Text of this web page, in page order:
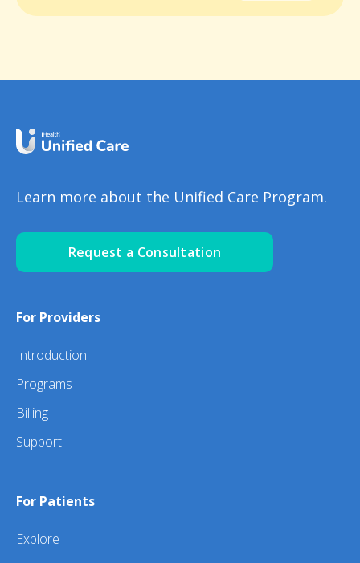
Learn more about the Unified Care Program.
Request a Consultation
For Providers
Introduction
Programs
Billing
Support
For Patients
Explore